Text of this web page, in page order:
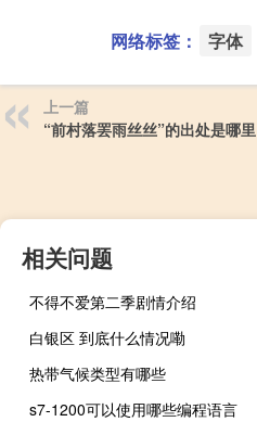
网络标签： 字体
上一篇
“前村落罢雨丝丝”的出处是哪里
相关问题
不得不爱第二季剧情介绍
白银区 到底什么情况嘞
热带气候类型有哪些
s7-1200可以使用哪些编程语言